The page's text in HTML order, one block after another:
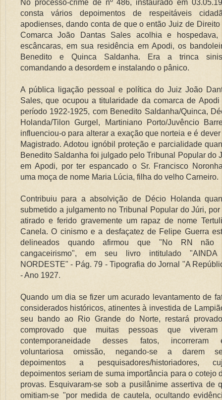
No processo-crime de nº 486, instaurado em
consta vários depoimentos de respeitáveis
apodienses, dando conta de que o então Juiz de Direito
Comarca João Dantas Sales acolhia e hospedava,
escâncaras, em sua residência em Apodi, os
Benedito e Quinca Saldanha. Era a trinca
comandando a desordem e instalando o pânico.
A pública ligação pessoal e política do Juiz João
Sales, que ocupou a titularidade da comarca de Apodi
período 1922-1925, com Benedito Saldanha/Quinca,
Holanda/Tilon Gurgel, Martiniano Porto/Juvêncio
influenciou-o para alterar a exação que norteia e é dever
Magistrado. Adotou ignóbil proteção e parcialidade
Benedito Saldanha foi julgado pelo Tribunal Popular do
em Apodi, por ter espancado o Sr. Francisco
uma moça de nome Maria Lúcia, filha do velho Carneiro.
Contribuiu para a absolvição de Décio Holanda
submetido a julgamento no Tribunal Popular do Júri, por
atirado e ferido gravemente um rapaz de nome
Canela. O cinismo e a desfaçatez de Felipe Guerra
delineados quando afirmou que "No RN não
cangaceirismo", em seu livro intitulado
NORDESTE" - Pág. 79 - Tipografia do Jornal "A
- Ano 1927.
Quando um dia se fizer um acurado levantamento de
considerados históricos, atinentes à investida de
seu bando ao Rio Grande do Norte, restará
comprovado que muitas pessoas que
contemporaneidade desses fatos, incorreram
voluntariosa omissão, negando-se a darem
depoimentos a pesquisadores/historiadores,
depoimentos seriam de suma importância para o cotejo
provas. Esquivaram-se sob a pusilânime assertiva de
omitiam-se "por medida de cautela, ocultando